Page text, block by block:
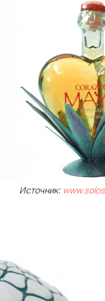
Источник: